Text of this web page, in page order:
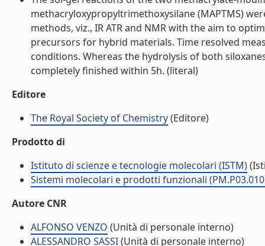
methacryloxypropyltrimethoxysilane (MAPTMS)
methods, viz., IR ATR and NMR with the aim to
precursors for hybrid materials. Time resolved
conditions. Whereas the hydrolysis of both
completely finished within 5h. (literal)
Editore
The Royal Society of Chemistry(Editore)
Prodotto di
Istituto di scienze e tecnologie molecolari (ISTM)
Sistemi molecolari e prodotti funzionali
Autore CNR
ALFONSO VENZO (Unità di personale interno)
ALESSANDRO SASSI(Unità di personale interno)